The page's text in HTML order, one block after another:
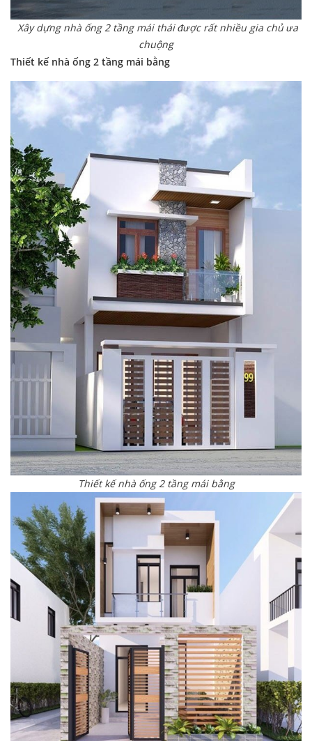
Xây dựng nhà ống 2 tầng mái thái được rất nhiều gia chủ ưa
chuộng
Thiết kế nhà ống 2 tầng mái bằng
Thiết kế nhà ống 2 tầng mái bằng